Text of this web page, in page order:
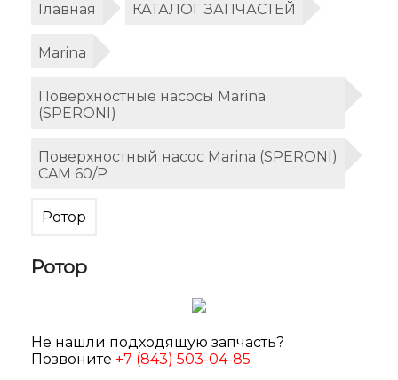
Главная КАТАЛОГ ЗАПЧАСТЕЙ
Marina
Поверхностные насосы Marina
(SPERONI)
Поверхностный насос Marina (SPERONI)
CAM 60/P
Ротор
Ротор
Не нашли подходящую запчасть?
Позвоните +7 (843) 503-04-85